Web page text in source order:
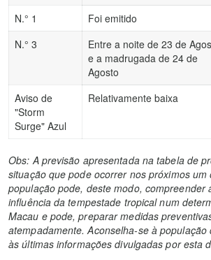
N.° 1
Foi emitido
N.° 3
Entre a noite de 23 de
e a madrugada de 24 de
Agosto
Aviso de
"Storm
Surge" Azul
Relativamente baixa
Obs: A previsão apresentada na tabela de
situação que pode ocorrer nos próximos um
população pode, deste modo, compreender
influência da tempestade tropical num
Macau e pode, preparar medidas
atempadamente. Aconselha-se à
às últimas informações divulgadas por esta